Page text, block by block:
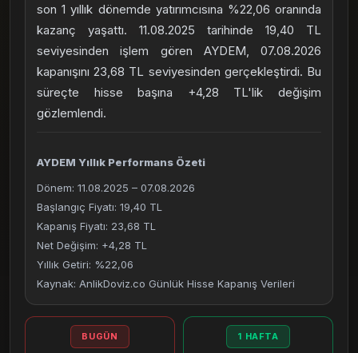
son 1 yıllık dönemde yatırımcısına %22,06 oranında
kazanç yaşattı. 11.08.2025 tarihinde 19,40 TL
seviyesinden işlem gören AYDEM, 07.08.2026
kapanışını 23,68 TL seviyesinden gerçekleştirdi. Bu
süreçte hisse başına +4,28 TL'lik değişim
gözlemlendi.
AYDEM Yıllık Performans Özeti
Dönem: 11.08.2025 – 07.08.2026
Başlangıç Fiyatı: 19,40 TL
Kapanış Fiyatı: 23,68 TL
Net Değişim: +4,28 TL
Yıllık Getiri: %22,06
Kaynak: AnlikDoviz.co Günlük Hisse Kapanış Verileri
BUGÜN 1 HAFTA